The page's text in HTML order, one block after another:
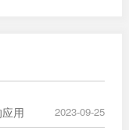
用 2023-09-25